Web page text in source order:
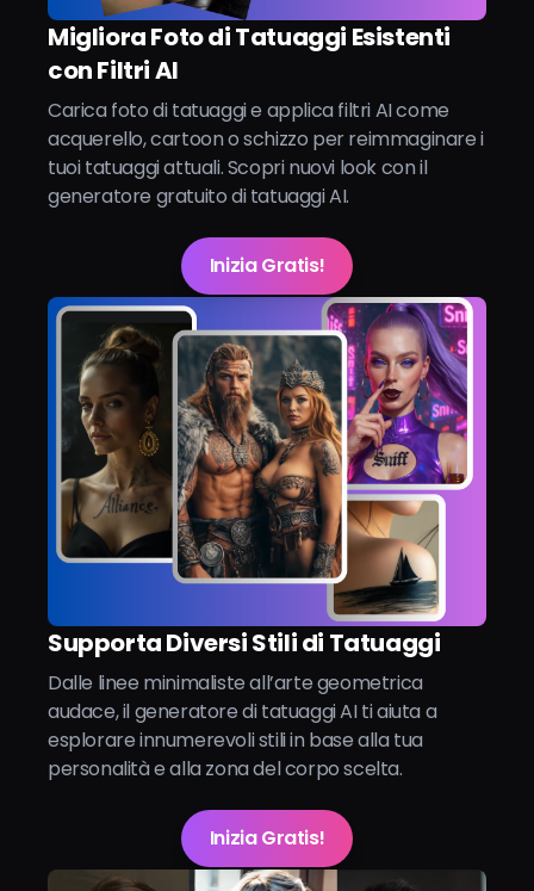
Migliora Foto di Tatuaggi Esistenti
con Filtri AI
Carica foto di tatuaggi e applica filtri AI come
acquerello, cartoon o schizzo per reimmaginare i
tuoi tatuaggi attuali. Scopri nuovi look con il
generatore gratuito di tatuaggi AI.
Inizia Gratis!
Supporta Diversi Stili di Tatuaggi
Dalle linee minimaliste all’arte geometrica
audace, il generatore di tatuaggi AI ti aiuta a
esplorare innumerevoli stili in base alla tua
personalità e alla zona del corpo scelta.
Inizia Gratis!